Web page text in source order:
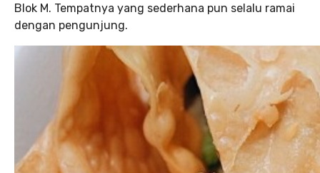
Blok M. Tempatnya yang sederhana pun selalu ramai
dengan pengunjung.